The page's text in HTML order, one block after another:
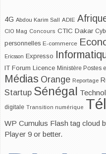
4G Abdou Karim Sall ADIE
CIO Mag Concours CTIC Dakar
personnelles E-commerce
Ericsson Expresso
IT Forum Licence Ministère Postes
Médias Orange Reportage
Startup Sénégal
digitale Transition numérique
WP Cumulus Flash tag cloud
Player 9 or better.